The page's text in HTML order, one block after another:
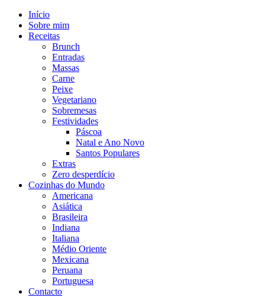
Início
Sobre mim
Receitas
Brunch
Entradas
Massas
Carne
Peixe
Vegetariano
Sobremesas
Festividades
Páscoa
Natal e Ano Novo
Santos Populares
Extras
Zero desperdício
Cozinhas do Mundo
Americana
Asiática
Brasileira
Indiana
Italiana
Médio Oriente
Mexicana
Peruana
Portuguesa
Contacto